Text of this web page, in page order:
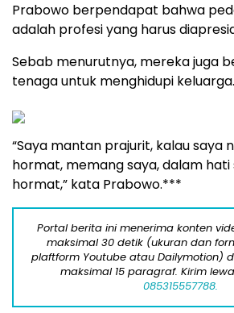
Prabowo berpendapat bahwa
adalah profesi yang harus
Sebab menurutnya, mereka juga
tenaga untuk menghidupi keluarga.
“Saya mantan prajurit, kalau saya
hormat, memang saya, dalam hati
hormat,” kata Prabowo.***
Portal berita ini menerima konten
maksimal 30 detik (ukuran dan
plaftform Youtube atau Dailymotion)
maksimal 15 paragraf. Kirim
085315557788.